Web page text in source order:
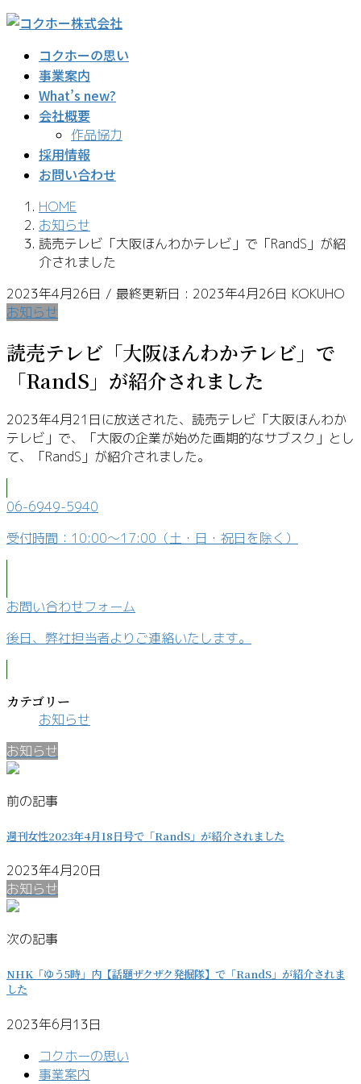
コ
ナ
コクホーの思い
事業案内
What’s new?
会社概要
作品協力
採用情報
お問い合わせ
HOME
お知らせ
読売テレビ「大阪ほんわかテレビ」で「RandS」が紹
介されました
2023年4月26日 / 最終更新日 : 2023年4月26日 KOKUHO
お知らせ
読売テレビ「大阪ほんわかテレビ」で
「RandS」が紹介されました
2023年4月21日に放送された、読売テレビ「大阪ほんわか
テレビ」で、「大阪の企業が始めた画期的なサブスク」とし
て、「RandS」が紹介されました。
06-6949-5940
受付時間：10:00～17:00（土・日・祝日を除く）
お問い合わせフォーム
後日、弊社担当者よりご連絡いたします。
カテゴリー
お知らせ
お知らせ
前の記事
週刊女性2023年4月18日号で「RandS」が紹介されました
2023年4月20日
お知らせ
次の記事
NHK「ゆう5時」内【話題ザクザク発掘隊】で「RandS」が紹介されま
した
2023年6月13日
コクホーの思い
事業案内